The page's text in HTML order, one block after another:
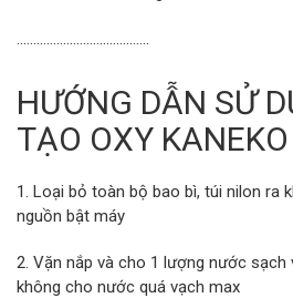
........................................
HƯỚNG DẪN SỬ
TẠO OXY
1. Loại bỏ toàn bộ bao bì, túi nilon ra
nguồn bật máy
2. Vặn nắp và cho 1 lượng nước
không cho nước quá vạch max